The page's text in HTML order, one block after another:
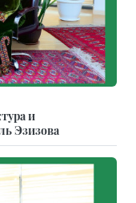
и
Эзизова